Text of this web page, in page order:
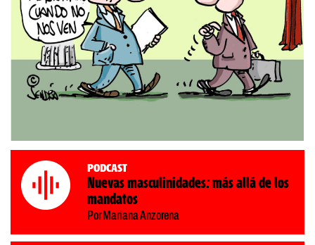
Podcast
Nuevas masculinidades: más allá de los
mandatos
Por Mariana Anzorena